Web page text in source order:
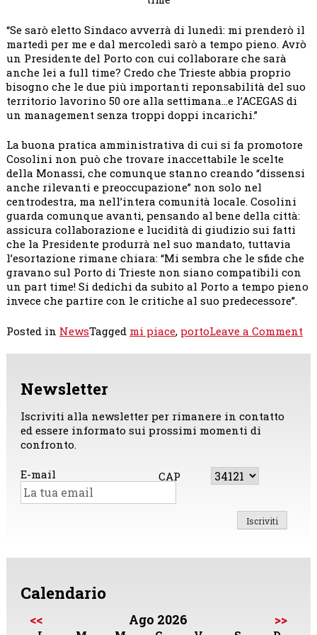
“Se sarò eletto Sindaco avverrà di lunedì: mi prenderò il
martedì per me e dal mercoledì sarò a tempo pieno. Avrò
un Presidente del Porto con cui collaborare che sarà
anche lei a full time? Credo che Trieste abbia proprio
bisogno che le due più importanti reponsabilità del suo
territorio lavorino 50 ore alla settimana…e l’ACEGAS di
un management senza troppi doppi incarichi.”
La buona pratica amministrativa di cui si fa promotore
Cosolini non può che trovare inaccettabile le scelte
della Monassi, che comunque stanno creando “dissensi
anche rilevanti e preoccupazione” non solo nel
centrodestra, ma nell’intera comunità locale. Cosolini
guarda comunque avanti, pensando al bene della città:
assicura collaborazione e lucidità di giudizio sui fatti
che la Presidente produrrà nel suo mandato, tuttavia
l’esortazione rimane chiara: “Mi sembra che le sfide che
gravano sul Porto di Trieste non siano compatibili con
un part time! Si dedichi da subito al Porto a tempo pieno
invece che partire con le critiche al suo predecessore”.
Posted in NewsTagged mi piace, portoLeave a Commenton
da
Newsletter
Iscriviti alla newsletter per rimanere in contatto
ed essere informato sui prossimi momenti di
confronto.
E-mail CAP
Calendario
<< Ago 2026 >>